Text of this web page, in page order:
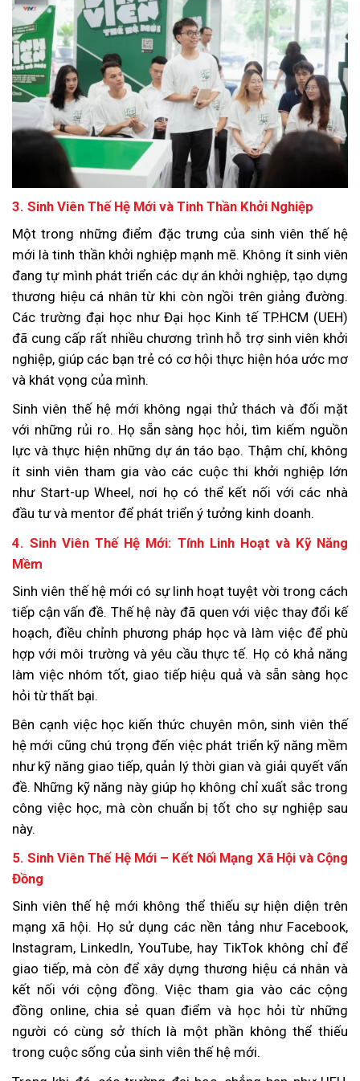
3. Sinh Viên Thế Hệ Mới và Tinh Thần Khởi Nghiệp
Một trong những điểm đặc trưng của sinh viên thế hệ
mới là tinh thần khởi nghiệp mạnh mẽ. Không ít sinh viên
đang tự mình phát triển các dự án khởi nghiệp, tạo dựng
thương hiệu cá nhân từ khi còn ngồi trên giảng đường.
Các trường đại học như Đại học Kinh tế TP.HCM (UEH)
đã cung cấp rất nhiều chương trình hỗ trợ sinh viên khởi
nghiệp, giúp các bạn trẻ có cơ hội thực hiện hóa ước mơ
và khát vọng của mình.
Sinh viên thế hệ mới không ngại thử thách và đối mặt
với những rủi ro. Họ sẵn sàng học hỏi, tìm kiếm nguồn
lực và thực hiện những dự án táo bạo. Thậm chí, không
ít sinh viên tham gia vào các cuộc thi khởi nghiệp lớn
như Start-up Wheel, nơi họ có thể kết nối với các nhà
đầu tư và mentor để phát triển ý tưởng kinh doanh.
4. Sinh Viên Thế Hệ Mới: Tính Linh Hoạt và Kỹ Năng
Mềm
Sinh viên thế hệ mới có sự linh hoạt tuyệt vời trong cách
tiếp cận vấn đề. Thế hệ này đã quen với việc thay đổi kế
hoạch, điều chỉnh phương pháp học và làm việc để phù
hợp với môi trường và yêu cầu thực tế. Họ có khả năng
làm việc nhóm tốt, giao tiếp hiệu quả và sẵn sàng học
hỏi từ thất bại.
Bên cạnh việc học kiến thức chuyên môn, sinh viên thế
hệ mới cũng chú trọng đến việc phát triển kỹ năng mềm
như kỹ năng giao tiếp, quản lý thời gian và giải quyết vấn
đề. Những kỹ năng này giúp họ không chỉ xuất sắc trong
công việc học, mà còn chuẩn bị tốt cho sự nghiệp sau
này.
5. Sinh Viên Thế Hệ Mới – Kết Nối Mạng Xã Hội và Cộng
Đồng
Sinh viên thế hệ mới không thể thiếu sự hiện diện trên
mạng xã hội. Họ sử dụng các nền tảng như Facebook,
Instagram, LinkedIn, YouTube, hay TikTok không chỉ để
giao tiếp, mà còn để xây dựng thương hiệu cá nhân và
kết nối với cộng đồng. Việc tham gia vào các cộng
đồng online, chia sẻ quan điểm và học hỏi từ những
người có cùng sở thích là một phần không thể thiếu
trong cuộc sống của sinh viên thế hệ mới.